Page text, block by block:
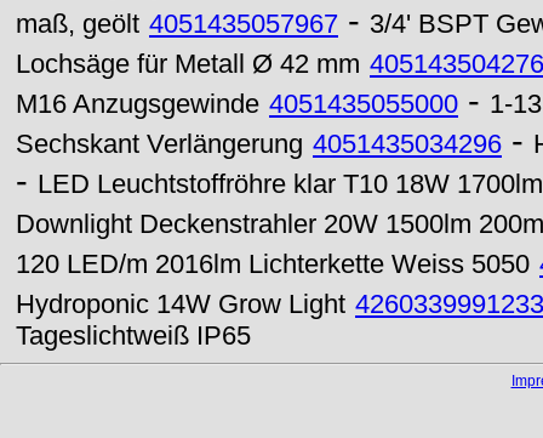
maß, geölt 4051435057967 - 3/4' BSPT
Lochsäge für Metall Ø 42 mm
M16 Anzugsgewinde 4051435055000 - 1-
Sechskant Verlängerung 4051435034296 -
- LED Leuchtstoffröhre klar T10 18W
Downlight Deckenstrahler 20W 1500lm
120 LED/m 2016lm Lichterkette Weiss 5050
Hydroponic 14W Grow Light 4260339991233
Tageslichtweiß IP65